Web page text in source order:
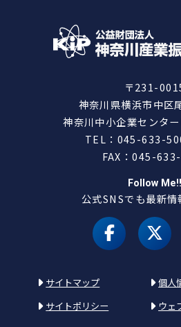
〒231-
神奈川県横浜市中区
神奈川中小企業センタ
TEL：045-633-
FAX：045-
Follow Me!!
公式SNSでも最新
facebook
X
サイトマップ
個人
サイトポリシー
ウェ